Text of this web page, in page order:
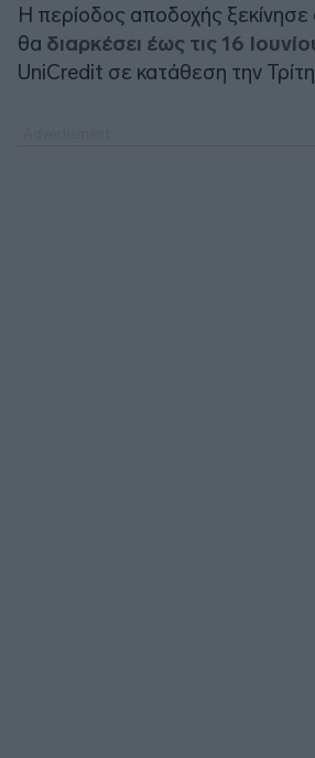
Η περίοδος αποδοχής ξεκίνησε
θα διαρκέσει έως τις 16
UniCredit σε κατάθεση την